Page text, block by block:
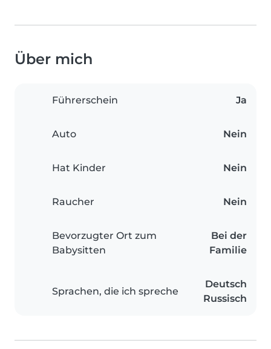
Über mich
Führerschein Ja
Auto Nein
Hat Kinder Nein
Raucher Nein
Bevorzugter Ort zum
Babysitten
Bei der
Familie
Sprachen, die ich spreche
Deutsch
Russisch